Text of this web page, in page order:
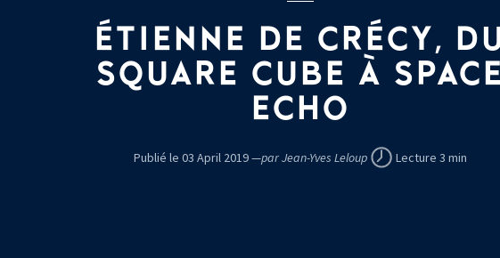
ÉTIENNE DE CRÉCY,
SQUARE CUBE À
ECHO
Publié le 03 April 2019 —par Jean-Yves Leloup Lecture 3 min